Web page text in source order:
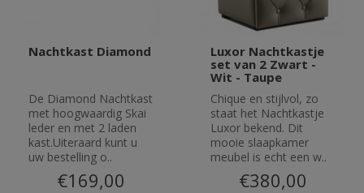
Nachtkast Diamond
De Diamond Nachtkast
met hoogwaardig Skai
leder en met 2 laden
kast.Uiteraard kunt u
uw bestelling o..
€169,00
Luxor Nachtkastje
set van 2 Zwart -
Wit - Taupe
Chique en stijlvol, zo
staat het Nachtkastje
Luxor bekend. Dit
mooie slaapkamer
meubel is echt een w..
€380,00